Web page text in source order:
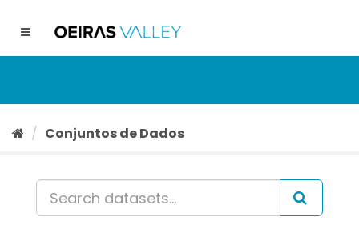
conteúdo
Toggle
Conjuntos de Dados